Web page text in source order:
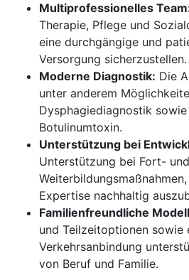
Multiprofessionelles
Therapie, Pflege und
eine durchgängige und
Versorgung sicherzustellen.
Moderne Diagnostik: Die
unter anderem
Dysphagiediagnostik
Botulinumtoxin.
Unterstützung bei
Unterstützung bei Fort- und
Expertise nachhaltig
Familienfreundliche
und Teilzeitoptionen sowie
Verkehrsanbindung
von Beruf und Familie.